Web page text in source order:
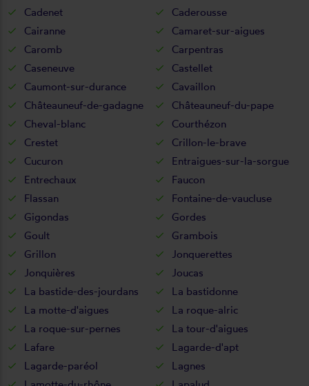
Cadenet
Caderousse
Cairanne
Camaret-sur-aigues
Caromb
Carpentras
Caseneuve
Castellet
Caumont-sur-durance
Cavaillon
Châteauneuf-de-gadagne
Châteauneuf-du-pape
Cheval-blanc
Courthézon
Crestet
Crillon-le-brave
Cucuron
Entraigues-sur-la-sorgue
Entrechaux
Faucon
Flassan
Fontaine-de-vaucluse
Gigondas
Gordes
Goult
Grambois
Grillon
Jonquerettes
Jonquières
Joucas
La bastide-des-jourdans
La bastidonne
La motte-d'aigues
La roque-alric
La roque-sur-pernes
La tour-d'aigues
Lafare
Lagarde-d'apt
Lagarde-paréol
Lagnes